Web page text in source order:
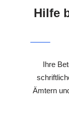
Hilfe
Ihre
Ämtern